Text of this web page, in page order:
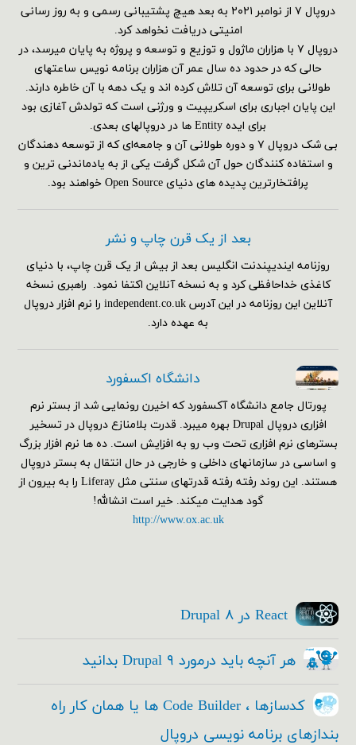
دروپال ۷ از نوامبر ۲۰۲۱ به بعد هیچ پشتیبانی رسمی و به روز رسانی
امنیتی دریافت نخواهد کرد.
دروپال ۷ با هزاران ماژول و توزیع و توسعه و پروژه به پایان میرسد، در
حالی که در حدود ده سال عمر آن هزاران برنامه نویس ساعتهای
طولانی برای توسعه آن تلاش کرده اند و یک دهه با آن خاطره دارند.
این پایان اجباری برای اسکریپیت و ورژنی است که تولدش آغازی بود
برای ایده Entity ها در دروپالهای بعدی.
بی شک دروپال ۷ و دوره طولانی آن و جامعه‌ای که از توسعه دهندگان
و استفاده کنندگان حول آن شکل گرفت یکی از به یادماندنی ترین و
پرافتخارترین پدیده های دنیای Open Source خواهند بود.
بعد از یک قرن چاپ و نشر
روزنامه ایندیپندنت انگلیس بعد از بیش از یک قرن چاپ، با دنیای
کاغذی خداحافظی کرد و به نسخه آنلاین اکتفا نمود. راهبری نسخه
آنلاین این روزنامه در این آدرس independent.co.uk را نرم افزار دروپال
به عهده دارد.
دانشگاه اکسفورد
پورتال جامع دانشگاه آکسفورد که اخیرن رونمایی شد از بستر نرم
افزاری دروپال Drupal بهره میبرد. قدرت بلامنازع دروپال در تسخیر
بسترهای نرم افزاری تحت وب رو به افزایش است. ده ها نرم افزار بزرگ
و اساسی در سازمانهای داخلی و خارجی در حال انتقال به بستر دروپال
هستند. این روند رفته رفته قدرتهای سنتی مثل Liferay را به بیرون از
گود هدایت میکند. خیر است انشالله!
http://www.ox.ac.uk
React در Drupal ۸
هر آنچه باید درمورد Drupal ۹ بدانید
کدسازها ، Code Builder ها یا همان کار راه
بندازهای برنامه نویسی دروپال